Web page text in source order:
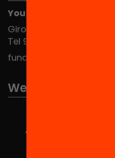
You can find us at the
Girona 34, interior 08010
Tel 934 588 700
fundacio@equitat.org
We are part of...